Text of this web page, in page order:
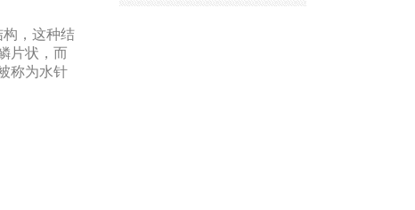
构，这种结
片状，而
称为水针